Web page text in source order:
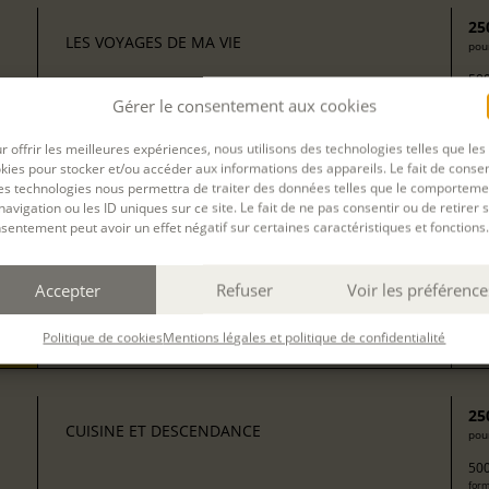
Gérer le consentement aux cookies
offrir les meilleures expériences, nous utilisons des technologies telles que les
pour stocker et/ou accéder aux informations des appareils. Le fait de
technologies nous permettra de traiter des données telles que le
ou les ID uniques sur ce site. Le fait de ne pas consentir ou de retirer
peut avoir un effet négatif sur certaines caractéristiques et fonctions.
Accepter Refuser Voir les
Politique de cookiesMentions légales et politique de confidentialité
LES VOYAGES DE MA VIE
24 sept 2026, 25 sept 2026
avec Camille Berta
J’ÉCRIS SUR MA VIE : MON ENFANCE À LA
Arrivée le 28 septembre. Ateliers du 28 septembre au 3 octobre,
hébergement en chambre privée avec pension complète et
avecValérie Mello
CUISINE ET DESCENDANCE